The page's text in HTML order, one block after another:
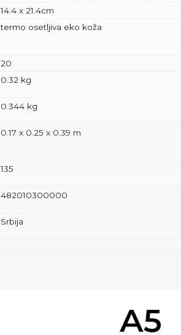
14.4 x 21.4cm
termo osetljiva eko koža
20
0.32 kg
0.344 kg
0.17 x 0.25 x 0.39 m
135
482010300000
Srbija